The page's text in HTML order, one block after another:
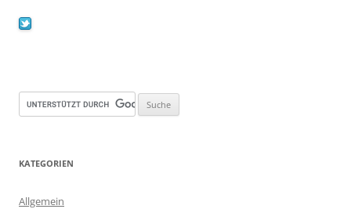
KATEGORIEN
Allgemein